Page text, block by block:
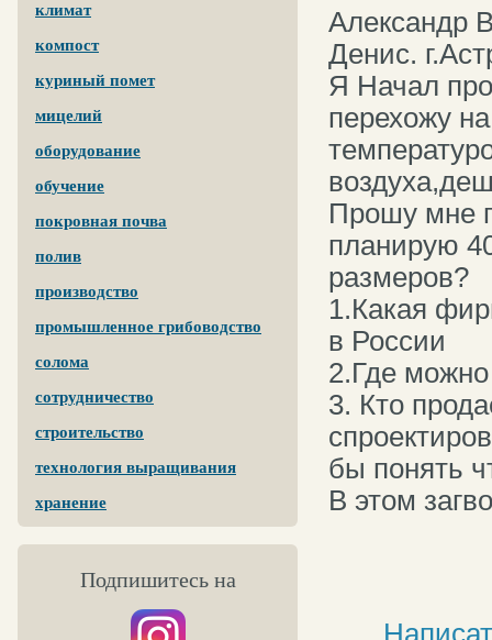
климат
компост
куриный помет
мицелий
оборудование
обучение
покровная почва
полив
производство
промышленное грибоводство
солома
сотрудничество
строительство
технология выращивания
хранение
Подпишитесь на
Александр
Денис.
Я Начал
перехожу
Прошу мне
планирую
размеров?
1.Какая
в России
2.Где можно
3. Кто
бы понять
В этом